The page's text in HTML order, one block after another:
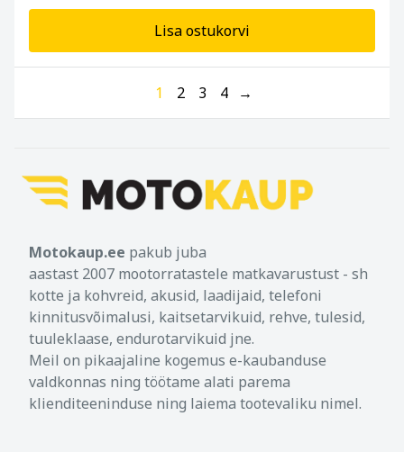
Lisa ostukorvi
1 2 3 4 →
Motokaup.ee pakub juba
aastast 2007 mootorratastele matkavarustust - sh
kotte ja kohvreid, akusid, laadijaid, telefoni
kinnitusvõimalusi, kaitsetarvikuid, rehve, tulesid,
tuuleklaase, endurotarvikuid jne.
Meil on pikaajaline kogemus e-kaubanduse
valdkonnas ning töötame alati parema
klienditeeninduse ning laiema tootevaliku nimel.